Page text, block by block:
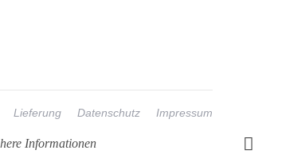
Informationen
Lieferung Datenschutz Impressum